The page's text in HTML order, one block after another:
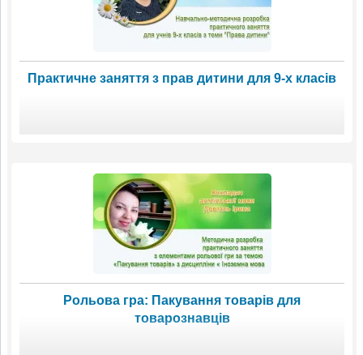
Практичне заняття з прав дитини для 9-х класів
Рольова гра: Пакування товарів для
товарознавців